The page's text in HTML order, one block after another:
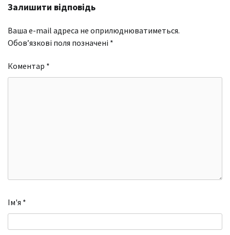
Залишити відповідь
Ваша e-mail адреса не оприлюднюватиметься.
Обов’язкові поля позначені *
Коментар *
Ім'я *